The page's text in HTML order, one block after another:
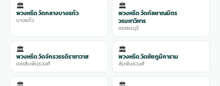
🏛️
พวงหรีด วัดกลางบางแก้ว
บางแก้ว
🏛️
พวงหรีด วัดกัลยาณมิตร
วรมหาวิหาร
เขตธนบุรี
🏛️
พวงหรีด วัดจักรวรรดิราชาวาส
เขตสัมพันธวงศ์
🏛️
พวงหรีด วัดชัยภูมิการาม
สัมพันธวงศ์